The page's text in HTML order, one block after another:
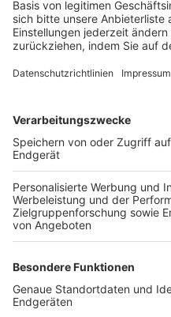
Login SpielPlus
FOLGE DEM BFV
TOP-VEREINE
TOP-PARTNER